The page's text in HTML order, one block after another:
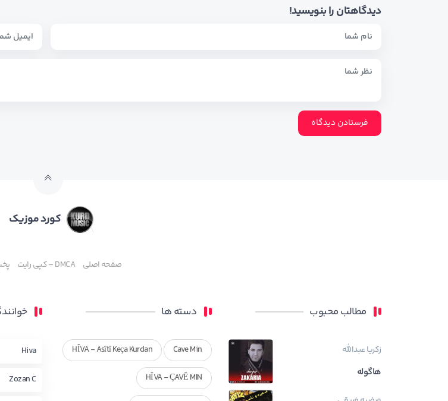
دیدگاهتان را بنویسید!
کورد موزیک
صفحه اصلی DMCA – کپی رایت
مطالب محبوب
زکریا عبدالله
هاگوله
دسته ها
Cave Min
HÎVA - Asîtî Keça Kurdan
HÎVA - ÇAVÊ MIN
Hiva
Zozan C